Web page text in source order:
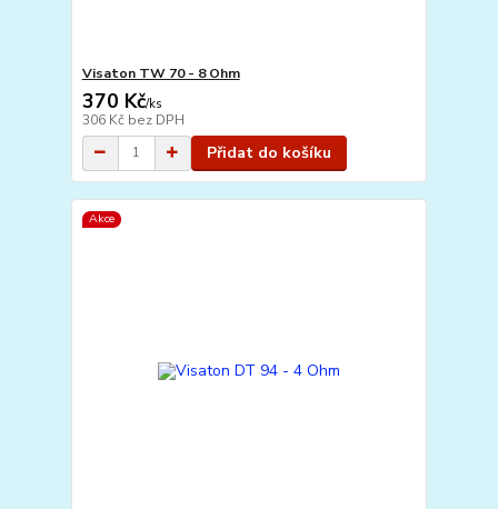
Visaton TW 70 - 8 Ohm
370 Kč/ks
306 Kč bez DPH
Přidat do košíku
Akce